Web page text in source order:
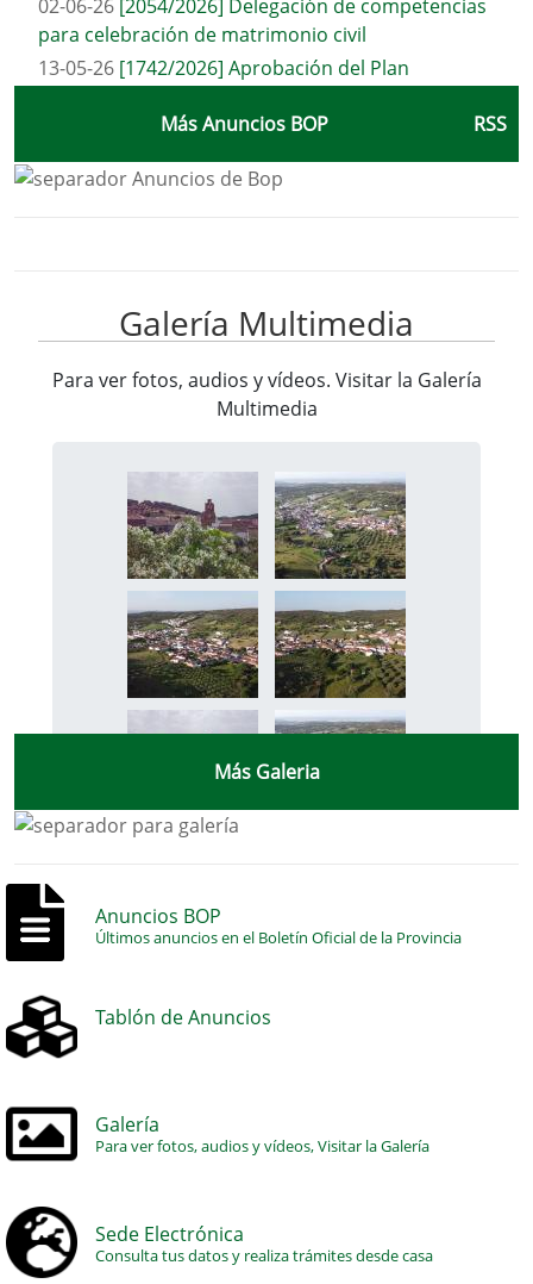
02-06-26 [2054/2026] Delegación de competencias
para celebración de matrimonio civil
13-05-26 [1742/2026] Aprobación del Plan
Más Anuncios BOP
RSS
Galería Multimedia
Para ver fotos, audios y vídeos. Visitar la Galería
Multimedia
Más Galeria
Anuncios BOP
Últimos anuncios en el Boletín Oficial de la Provincia
Tablón de Anuncios
Galería
Para ver fotos, audios y vídeos, Visitar la Galería
Sede Electrónica
Consulta tus datos y realiza trámites desde casa